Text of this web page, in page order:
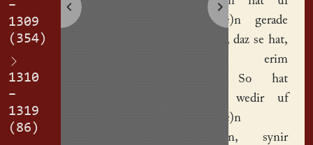
–
1309
(354)
1310
–
1319
(86)
g(e)geb(e)n gerade
und allis, daz se hat,
, erim
wirthe. So hat
Menczil wedir uf
g(e)geb(e)n
Kathe(r)in, synir